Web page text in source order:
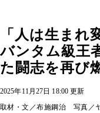
「人は生まれ
バンタム級王
た闘志を再び
2025年11月27日 18:00 更新
取材・文／布施鋼治 写真／